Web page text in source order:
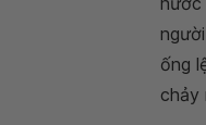
ống
chảy